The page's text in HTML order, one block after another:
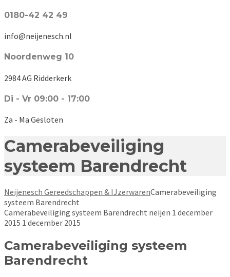
0180-42 42 49
info@neijenesch.nl
Noordenweg 10
2984 AG Ridderkerk
Di - Vr 09:00 - 17:00
Za - Ma Gesloten
Camerabeveiliging
systeem Barendrecht
Neijenesch Gereedschappen & IJzerwarenCamerabeveiliging
systeem Barendrecht
Camerabeveiliging systeem Barendrecht neijen 1 december
2015 1 december 2015
Camerabeveiliging systeem
Barendrecht